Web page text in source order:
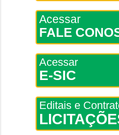
Acessar
FALE
Acessar
E-SIC
Editais e